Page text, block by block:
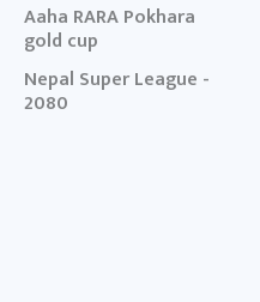
Aaha RARA Pokhara
gold cup
Nepal Super League -
2080